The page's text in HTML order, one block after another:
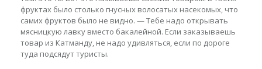
фруктах было столько гнусных волосатых насекомых, что
самих фруктов было не видно. — Тебе надо открывать
мясницкую лавку вместо бакалейной. Если заказываешь
товар из Катманду, не надо удивляться, если по дороге
туда подсядут туристы.